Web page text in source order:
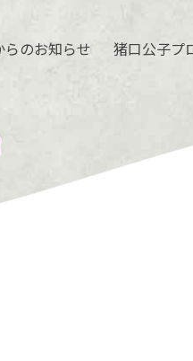
らのお知らせ 猪口公子プ